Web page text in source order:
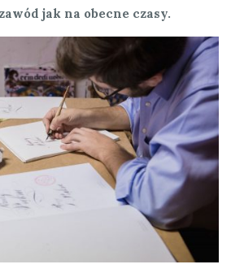
jak na obecne czasy.